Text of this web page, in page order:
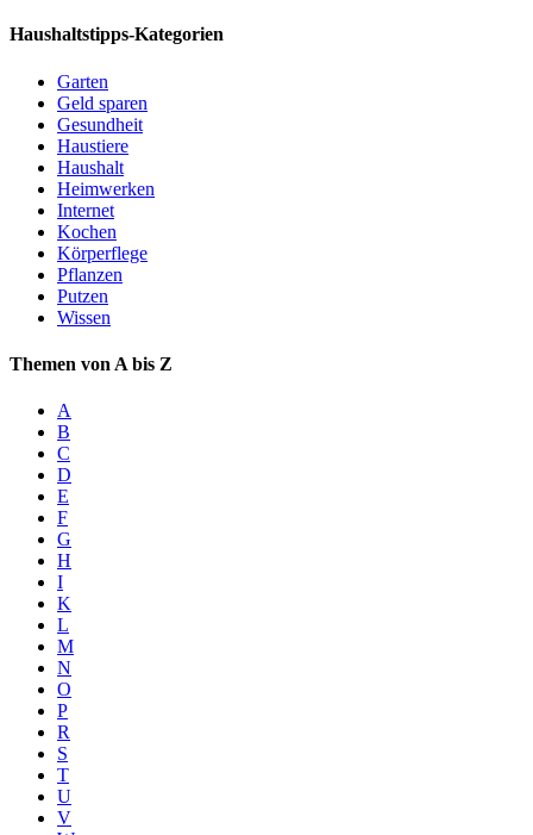
Haushaltstipps-Kategorien
Garten
Geld sparen
Gesundheit
Haustiere
Haushalt
Heimwerken
Internet
Kochen
Körperflege
Pflanzen
Putzen
Wissen
Themen von A bis Z
A
B
C
D
E
F
G
H
I
K
L
M
N
O
P
R
S
T
U
V